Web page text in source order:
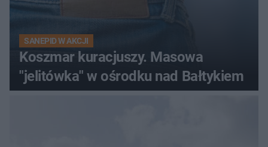
SANEPID W AKCJI
Koszmar kuracjuszy. Masowa
"jelitówka" w ośrodku nad Bałtykiem